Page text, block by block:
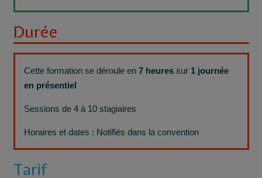
Durée
Cette formation se déroule en 7 heures sur 1 journée
en présentiel
Sessions de 4 à 10 stagiaires
Horaires et dates : Notifiés dans la convention
Tarif